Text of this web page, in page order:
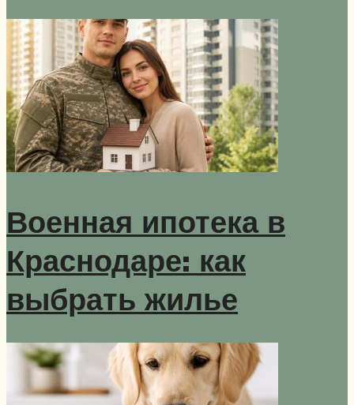
Военная ипотека в
Краснодаре: как
выбрать жилье